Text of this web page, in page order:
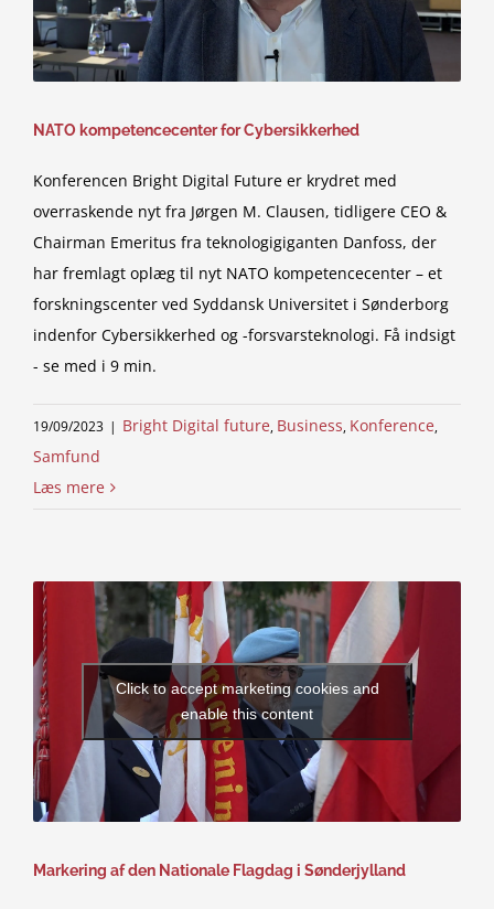
NATO kompetencecenter for Cybersikkerhed
Konferencen Bright Digital Future er krydret med
overraskende nyt fra Jørgen M. Clausen, tidligere CEO &
Chairman Emeritus fra teknologigiganten Danfoss, der
har fremlagt oplæg til nyt NATO kompetencecenter – et
forskningscenter ved Syddansk Universitet i Sønderborg
indenfor Cybersikkerhed og -forsvarsteknologi. Få indsigt
- se med i 9 min.
19/09/2023 | Bright Digital future, Business, Konference,
Samfund
Læs mere
Click to accept marketing cookies and
enable this content
Markering af den Nationale Flagdag i Sønderjylland